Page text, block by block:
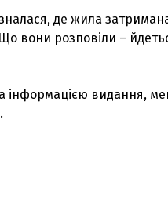
де жила
вони розповіли –
інформацією видання,